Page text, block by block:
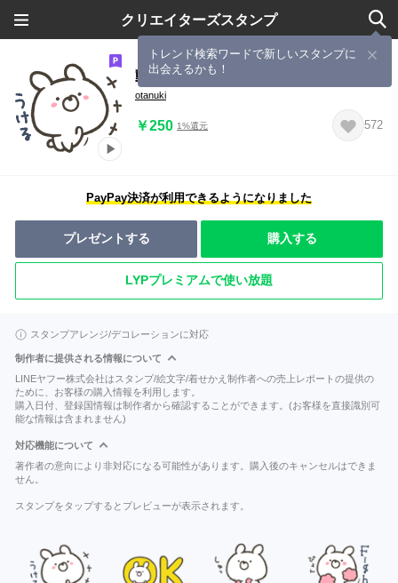
クリエイターズスタンプ
トレンド検索ワードで新しいスタンプに
出会えるかも！
動く！よいこくまのうさぎです
otanuki
￥250 1%還元 572
PayPay決済が利用できるようになりました
プレゼントする 購入する
LYPプレミアムで使い放題
スタンプアレンジ/デコレーションに対応
制作者に提供される情報について
LINEヤフー株式会社はスタンプ/絵文字/着せかえ制作者への売上レポートの提供の
ために、お客様の購入情報を利用します。
購入日付、登録国情報は制作者から確認することができます。(お客様を直接識別可
能な情報は含まれません)
対応機能について
著作者の意向により非対応になる可能性があります。購入後のキャンセルはできま
せん。
スタンプをタップするとプレビューが表示されます。